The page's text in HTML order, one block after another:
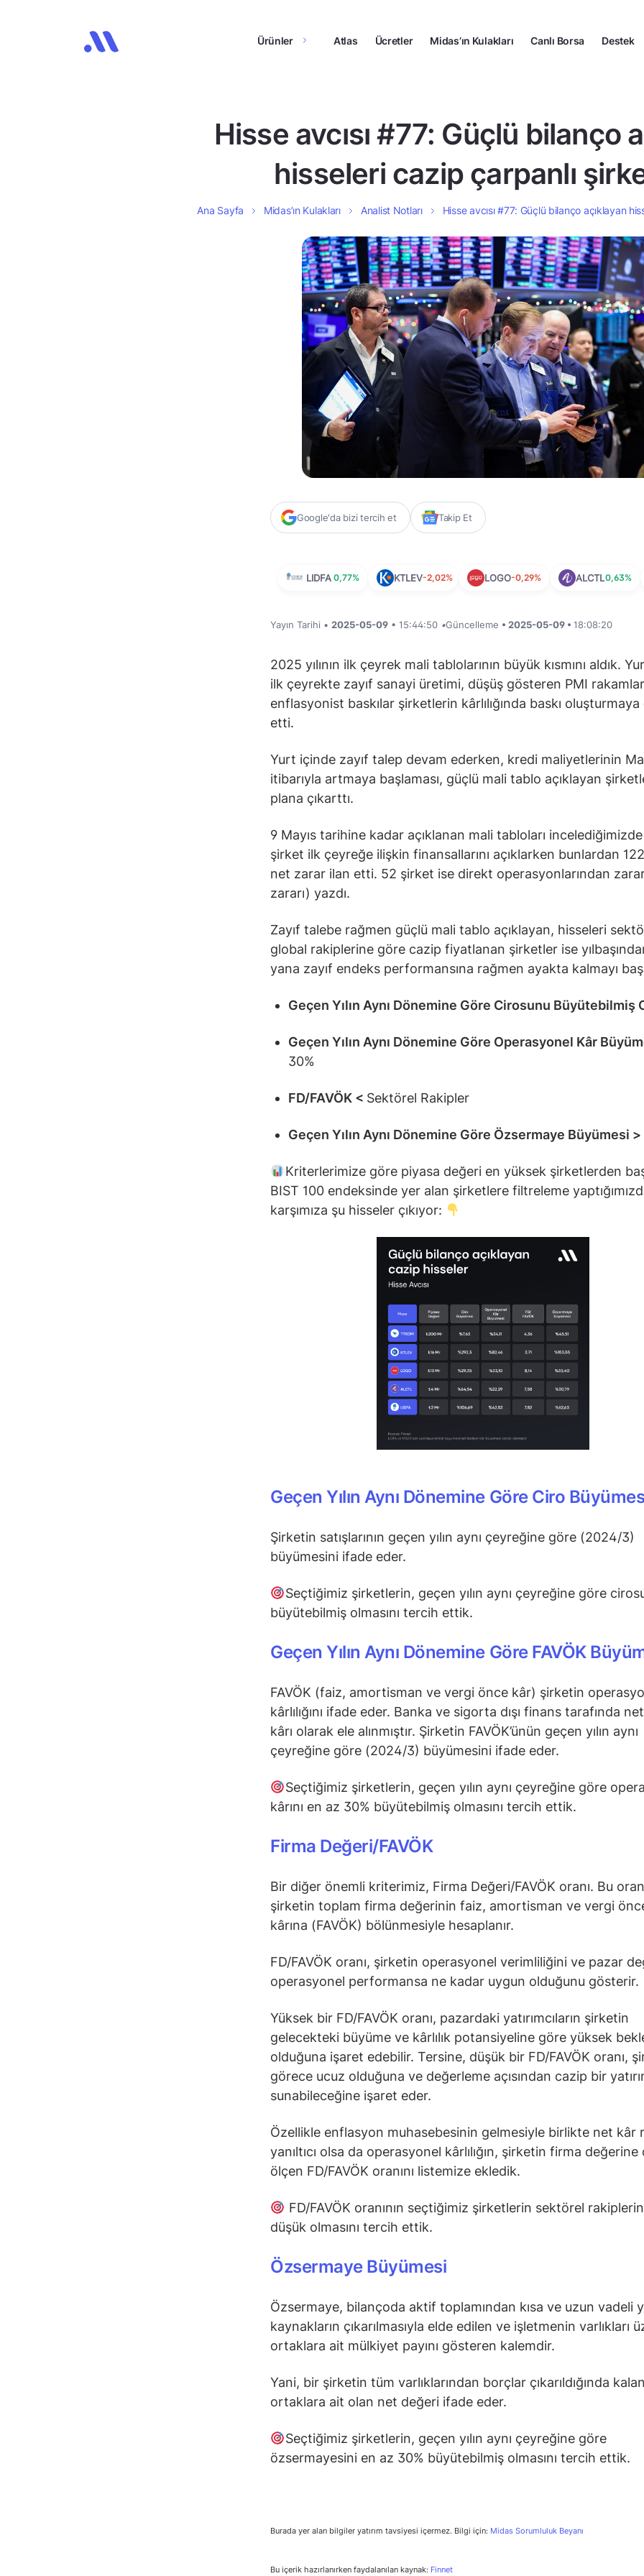
Ürünler Atlas Ücretler Midas’ın Kulakları Canlı Borsa Destek
Hisse avcısı #77: Güçlü bilanço
hisseleri cazip çarpanlı
Ana Sayfa Midas’ın Kulakları Analist Notları Hisse avcısı #77: Güçlü bilanço açıklayan
Google'da bizi tercih et Takip Et
LIDFA 0,77% KTLEV-2,02% LOGO-0,29% ALCTL0,63%
Yayın Tarihi • 2025-05-09 • 15:44:50 •Güncelleme • 2025-05-09 • 18:08:20
2025 yılının ilk çeyrek mali tablolarının büyük kısmını aldık.
ilk çeyrekte zayıf sanayi üretimi, düşüş gösteren PMI
enflasyonist baskılar şirketlerin kârlılığında baskı
etti.
Yurt içinde zayıf talep devam ederken, kredi maliyetlerinin
itibarıyla artmaya başlaması, güçlü mali tablo açıklayan
plana çıkarttı.
9 Mayıs tarihine kadar açıklanan mali tabloları
şirket ilk çeyreğe ilişkin finansallarını açıklarken bunlardan
net zarar ilan etti. 52 şirket ise direkt operasyonlarından
zararı) yazdı.
Zayıf talebe rağmen güçlü mali tablo açıklayan, hisseleri
global rakiplerine göre cazip fiyatlanan şirketler ise
yana zayıf endeks performansına rağmen ayakta kalmayı
Geçen Yılın Aynı Dönemine Göre Cirosunu Büyütebilmiş
Geçen Yılın Aynı Dönemine Göre Operasyonel Kâr
30%
FD/FAVÖK < Sektörel Rakipler
Geçen Yılın Aynı Dönemine Göre Özsermaye Büyümesi >
Kriterlerimize göre piyasa değeri en yüksek şirketlerden
BIST 100 endeksinde yer alan şirketlere filtreleme
karşımıza şu hisseler çıkıyor:
Geçen Yılın Aynı Dönemine Göre Ciro
Şirketin satışlarının geçen yılın aynı çeyreğine göre (2024/3)
büyümesini ifade eder.
Seçtiğimiz şirketlerin, geçen yılın aynı çeyreğine göre
büyütebilmiş olmasını tercih ettik.
Geçen Yılın Aynı Dönemine Göre FAVÖK
FAVÖK (faiz, amortisman ve vergi önce kâr) şirketin
kârlılığını ifade eder. Banka ve sigorta dışı finans tarafında
kârı olarak ele alınmıştır. Şirketin FAVÖK’ünün geçen yılın aynı
çeyreğine göre (2024/3) büyümesini ifade eder.
Seçtiğimiz şirketlerin, geçen yılın aynı çeyreğine göre
kârını en az 30% büyütebilmiş olmasını tercih ettik.
Firma Değeri/FAVÖK
Bir diğer önemli kriterimiz, Firma Değeri/FAVÖK oranı. Bu
şirketin toplam firma değerinin faiz, amortisman ve vergi
kârına (FAVÖK) bölünmesiyle hesaplanır.
FD/FAVÖK oranı, şirketin operasyonel verimliliğini ve pazar
operasyonel performansa ne kadar uygun olduğunu gösterir.
Yüksek bir FD/FAVÖK oranı, pazardaki yatırımcıların şirketin
gelecekteki büyüme ve kârlılık potansiyeline göre yüksek
olduğuna işaret edebilir. Tersine, düşük bir FD/FAVÖK oranı,
görece ucuz olduğuna ve değerleme açısından cazip bir
sunabileceğine işaret eder.
Özellikle enflasyon muhasebesinin gelmesiyle birlikte net kâr
yanıltıcı olsa da operasyonel kârlılığın, şirketin firma değerine
ölçen FD/FAVÖK oranını listemize ekledik.
FD/FAVÖK oranının seçtiğimiz şirketlerin sektörel
düşük olmasını tercih ettik.
Özsermaye Büyümesi
Özsermaye, bilançoda aktif toplamından kısa ve uzun vadeli
kaynakların çıkarılmasıyla elde edilen ve işletmenin varlıkları
ortaklara ait mülkiyet payını gösteren kalemdir.
Yani, bir şirketin tüm varlıklarından borçlar çıkarıldığında
ortaklara ait olan net değeri ifade eder.
Seçtiğimiz şirketlerin, geçen yılın aynı çeyreğine göre
özsermayesini en az 30% büyütebilmiş olmasını tercih ettik.
Burada yer alan bilgiler yatırım tavsiyesi içermez. Bilgi için: Midas Sorumluluk Beyanı
Bu içerik hazırlanırken faydalanılan kaynak: Finnet